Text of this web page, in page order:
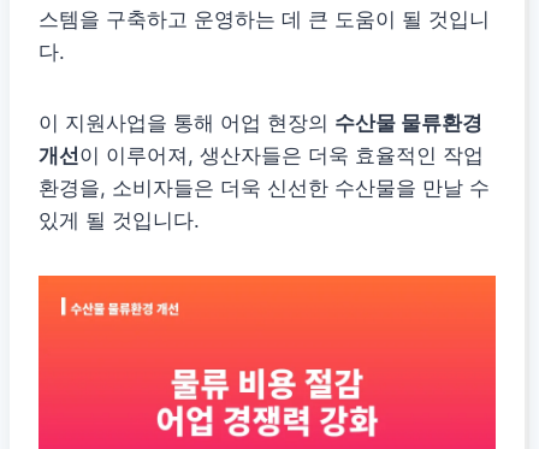
스템을 구축하고 운영하는 데 큰 도움이 될 것입니
다.
이 지원사업을 통해 어업 현장의 수산물 물류환경
개선이 이루어져, 생산자들은 더욱 효율적인 작업
환경을, 소비자들은 더욱 신선한 수산물을 만날 수
있게 될 것입니다.